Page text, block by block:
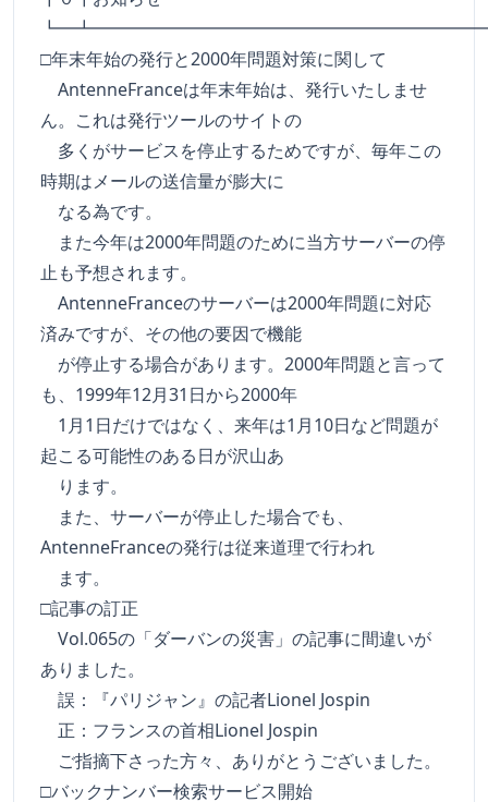
□年末年始の発行と2000年問題対策に関して
AntenneFranceは年末年始は、発行いたしませ
ん。これは発行ツールのサイトの
多くがサービスを停止するためですが、毎年この
時期はメールの送信量が膨大に
なる為です。
また今年は2000年問題のために当方サーバーの停
止も予想されます。
AntenneFranceのサーバーは2000年問題に対応
済みですが、その他の要因で機能
が停止する場合があります。2000年問題と言って
も、1999年12月31日から2000年
1月1日だけではなく、来年は1月10日など問題が
起こる可能性のある日が沢山あ
ります。
また、サーバーが停止した場合でも、
AntenneFranceの発行は従来道理で行われ
ます。
□記事の訂正
Vol.065の「ダーバンの災害」の記事に間違いが
ありました。
誤：『パリジャン』の記者Lionel Jospin
正：フランスの首相Lionel Jospin
ご指摘下さった方々、ありがとうございました。
□バックナンバー検索サービス開始